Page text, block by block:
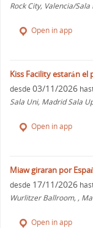
Rock City, Valencia/
Open in app
Kiss Facility estarán
desde 03/11/2026
Sala Uni, Madrid Sala
Open in app
Miaw giraran por
desde 17/11/2026
Wurlitzer Ballroom, ,
Open in app